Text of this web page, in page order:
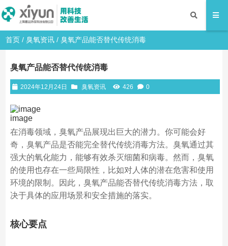
首页 /臭氧资讯 / 臭氧产品能否替代传统消毒
臭氧产品能否替代传统消毒
2024年12月24日 臭氧资讯 426 0
image
在消毒领域，臭氧产品展现出巨大的潜力。你可能会好
奇，臭氧产品是否能完全替代传统消毒方法。臭氧通过其
强大的氧化能力，能够有效杀灭细菌和病毒。然而，臭氧
的使用也存在一些局限性，比如对人体的潜在危害和使用
环境的限制。因此，臭氧产品能否替代传统消毒方法，取
决于具体的应用场景和安全措施的落实。
核心要点